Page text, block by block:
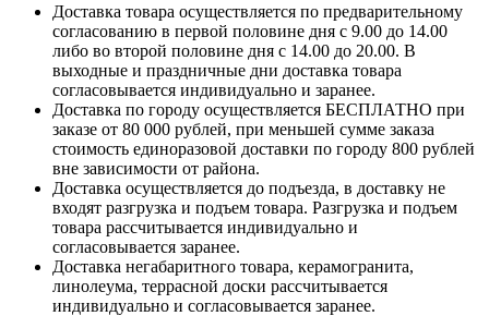
Доставка товара осуществляется по предварительному
согласованию в первой половине дня с 9.00 до 14.00
либо во второй половине дня с 14.00 до 20.00. В
выходные и праздничные дни доставка товара
согласовывается индивидуально и заранее.
Доставка по городу осуществляется БЕСПЛАТНО при
заказе от 80 000 рублей, при меньшей сумме заказа
стоимость единоразовой доставки по городу 800 рублей
вне зависимости от района.
Доставка осуществляется до подъезда, в доставку не
входят разгрузка и подъем товара. Разгрузка и подъем
товара рассчитывается индивидуально и
согласовывается заранее.
Доставка негабаритного товара, керамогранита,
линолеума, террасной доски рассчитывается
индивидуально и согласовывается заранее.